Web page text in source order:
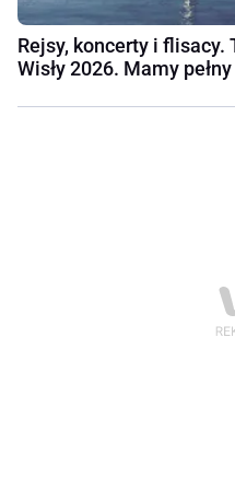
Rejsy, koncerty i flisacy.
Wisły 2026. Mamy